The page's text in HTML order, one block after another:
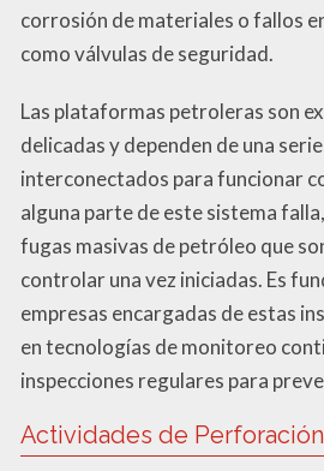
corrosión de materiales o fallos
como válvulas de seguridad.
Las plataformas petroleras son
delicadas y dependen de una
interconectados para funcionar
alguna parte de este sistema
fugas masivas de petróleo que
controlar una vez iniciadas. Es
empresas encargadas de estas
en tecnologías de monitoreo
inspecciones regulares para
Actividades de